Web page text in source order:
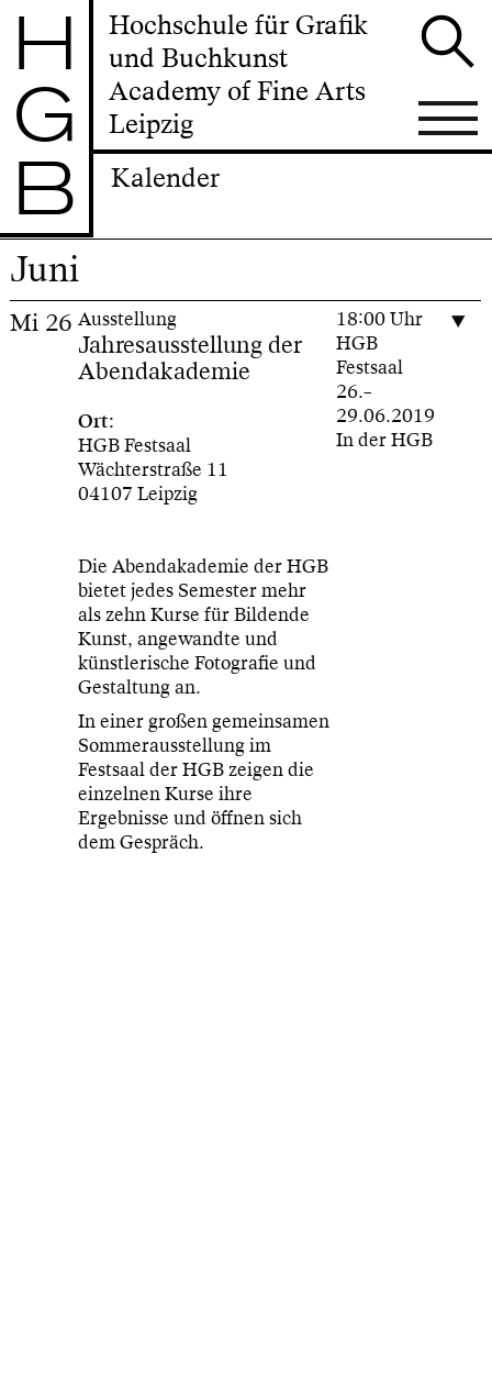
H
G
B
Hochschule für Grafik
und Buchkunst
Academy of Fine Arts
Leipzig
Kalender
Juni
Mi 26 Ausstellung
Jahresausstellung der
Abendakademie
Ort:
HGB Festsaal
Wächterstraße 11
04107 Leipzig
Die Abendakademie der HGB
bietet jedes Semester mehr
als zehn Kurse für Bildende
Kunst, angewandte und
künstlerische Fotografie und
Gestaltung an.
In einer großen gemeinsamen
Sommerausstellung im
Festsaal der HGB zeigen die
einzelnen Kurse ihre
Ergebnisse und öffnen sich
dem Gespräch.
18:00 Uhr
HGB
Festsaal
26.–
29.06.2019
In der HGB